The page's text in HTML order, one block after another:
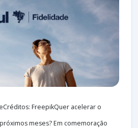
FreepikQuer acelerar o
meses? Em comemoração